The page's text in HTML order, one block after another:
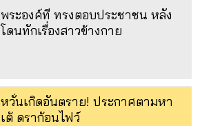
พระองค์ที ทรงตอบประชาชน หลัง
โดนทักเรื่องสาวข้างกาย
หวั่นเกิดอันตราย! ประกาศตามหา
เต้ ดราก้อนไฟว์